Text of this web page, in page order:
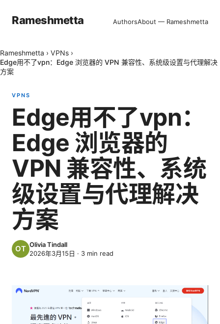
Rameshmetta AuthorsAbout — Rameshmetta
Rameshmetta › VPNs ›
Edge用不了vpn：Edge 浏览器的 VPN 兼容性、系统级设置与代理解决
方案
VPNS
Edge用不了vpn：
Edge 浏览器的
VPN 兼容性、系统
级设置与代理解决
方案
Olivia Tindall
2026年3月15日 · 3 min read